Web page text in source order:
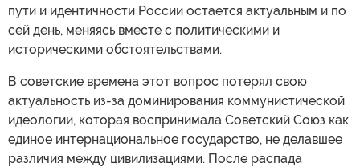
пути и идентичности России остается актуальным и по
сей день, меняясь вместе с политическими и
историческими обстоятельствами.
В советские времена этот вопрос потерял свою
актуальность из-за доминирования коммунистической
идеологии, которая воспринимала Советский Союз как
единое интернациональное государство, не делавшее
различия между цивилизациями. После распада